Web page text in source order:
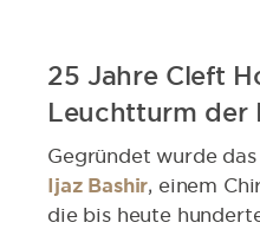
25 Jahre Cleft
Leuchtturm der
Gegründet wurde
Ijaz Bashir, einem
die bis heute